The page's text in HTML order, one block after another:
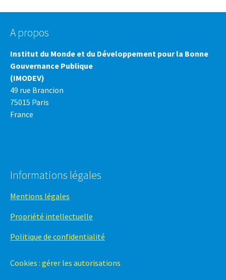
A propos
Institut du Monde et du Développement pour la Bonne
Gouvernance Publique
(IMODEV)
49 rue Brancion
75015 Paris
France
Informations légales
Mentions légales
Propriété intellectuelle
Politique de confidentialité
Cookies : gérer les autorisations